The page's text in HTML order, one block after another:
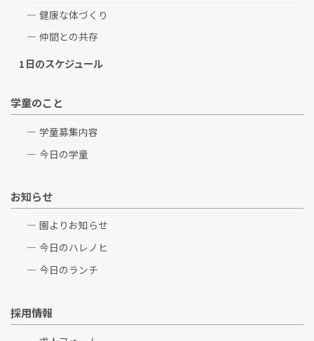
健康な体づくり
仲間との共存
1日のスケジュール
学童のこと
学童募集内容
今日の学童
お知らせ
園よりお知らせ
今日のハレノヒ
今日のランチ
採用情報